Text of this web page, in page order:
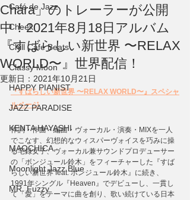
Café de Jazz
Cheek
Chill Cafe Beats
Classy Moon
HAPPY PIANIST
JAZZ PARADISE
KENTA HAYASHI
MAOCHICA
Moonlight Jazz Blue
MR. Fuzzy
Chara」のトレーラーが公開
中！2021年8月18日アルバム
『すばらしい新世界 〜RELAX
WORLD〜』世界配信！
更新日： 2021年10月21日
『すばらしい新世界 〜RELAX WORLD〜』スペシャ
ルページ
作詞・作曲・編曲・ヴォーカル・演奏・MIXを一人
でこなす、幻想的なウィスパーヴォイスを巧みに操
る宅録女子、ヴォーカル兼サウンドプロデューサー
の「ボンジュール鈴木」をフィーチャーした『すば
らしい新世界 feat. ボンジュール鈴木』に続き、
1991年シングル『Heaven』でデビューし、一貫し
て「愛」をテーマに曲を創り、歌い続けている日本